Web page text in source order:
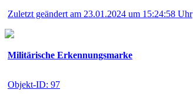
Zuletzt geändert am 23.01.2024 um 15:24:58 Uhr
Militärische Erkennungsmarke
Objekt-ID: 97